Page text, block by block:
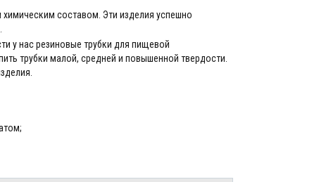
составом. Эти изделия успешно
у нас резиновые трубки для пищевой
трубки малой, средней и повышенной твердости.